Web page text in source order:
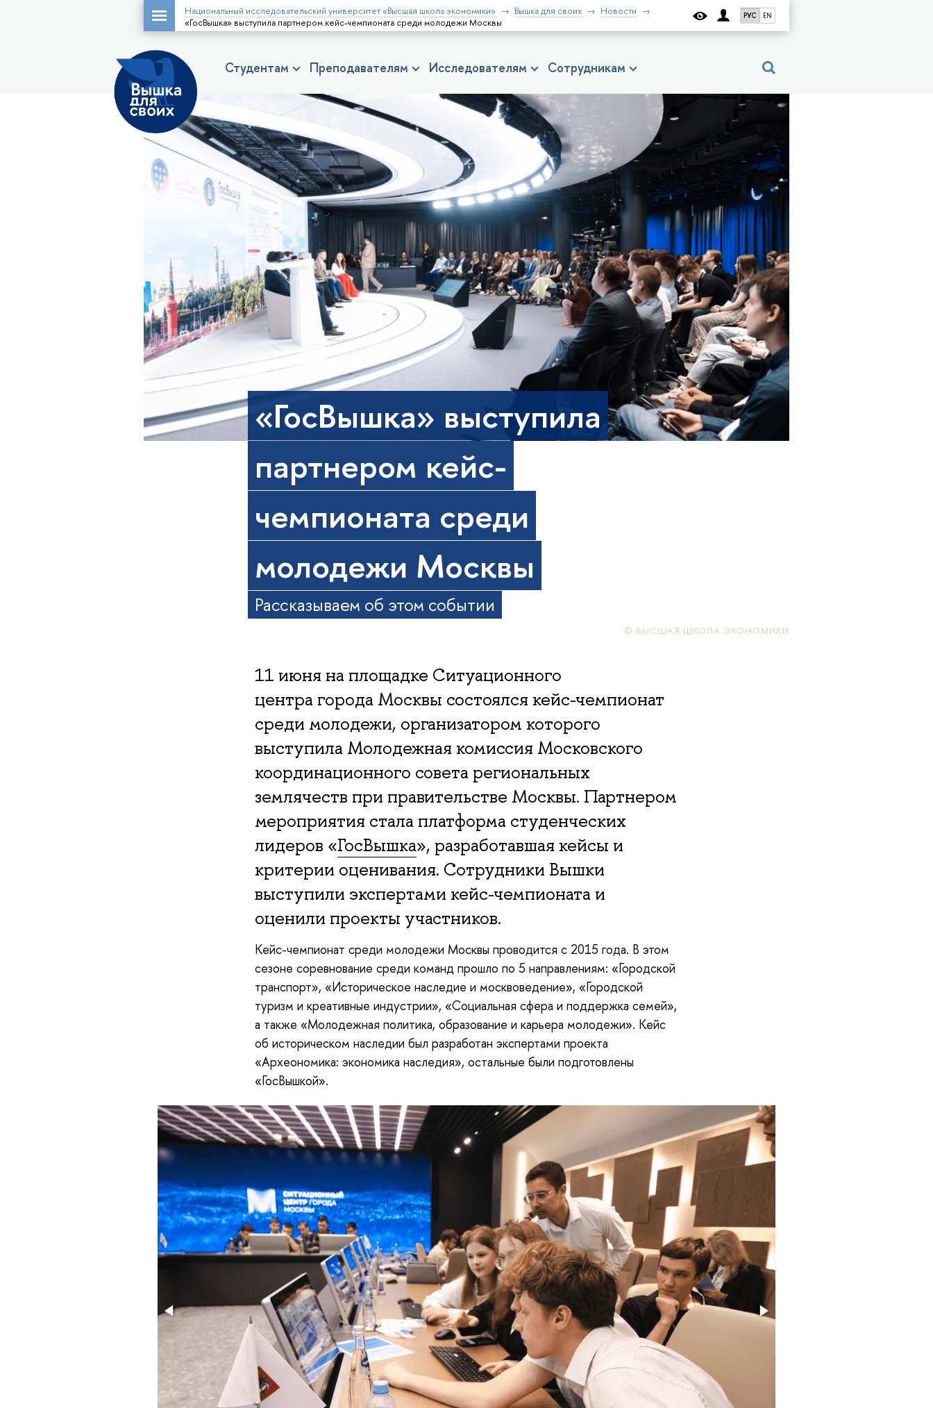
РУС EN
Национальный исследовательский университет «Высшая школа экономики» Вышка для своих
Новости
«ГосВышка» выступила партнером кейс-чемпионата среди молодежи Москвы
Студентам Преподавателям Исследователям Сотрудникам
«ГосВышка» выступила
партнером кейс-
чемпионата среди
молодежи Москвы
Рассказываем об этом событии
© ВЫСШАЯ ШКОЛА ЭКОНОМИКИ
11 июня на площадке Ситуационного
центра города Москвы состоялся кейс-чемпионат
среди молодежи, организатором которого
выступила Молодежная комиссия Московского
координационного совета региональных
землячеств при правительстве Москвы. Партнером
мероприятия стала платформа студенческих
лидеров «ГосВышка», разработавшая кейсы и
критерии оценивания. Сотрудники Вышки
выступили экспертами кейс-чемпионата и
оценили проекты участников.
Кейс-чемпионат среди молодежи Москвы проводится с 2015 года. В этом
сезоне соревнование среди команд прошло по 5 направлениям: «Городской
транспорт», «Историческое наследие и москвоведение», «Городской
туризм и креативные индустрии», «Социальная сфера и поддержка семей»,
а также «Молодежная политика, образование и карьера молодежи». Кейс
об историческом наследии был разработан экспертами проекта
«Археономика: экономика наследия», остальные были подготовлены
«ГосВышкой».